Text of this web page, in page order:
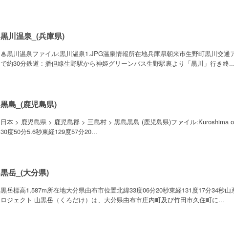
黒川温泉_(兵庫県)
♨黒川温泉ファイル:黒川温泉1.JPG温泉情報所在地兵庫県朝来市生野町黒川交通
で約30分鉄道 : 播但線生野駅から神姫グリーンバス生野駅裏より「黒川」行き終...
黒島_(鹿児島県)
日本 > 鹿児島県 > 鹿児島郡 > 三島村 > 黒島黒島 (鹿児島県)ファイル:Kuroshima
30度50分5.6秒東経129度57分20...
黒岳_(大分県)
黒岳標高1,587m所在地大分県由布市位置北緯33度06分20秒東経131度17分34秒
ロジェクト 山黒岳（くろだけ）は、大分県由布市庄内町及び竹田市久住町に...